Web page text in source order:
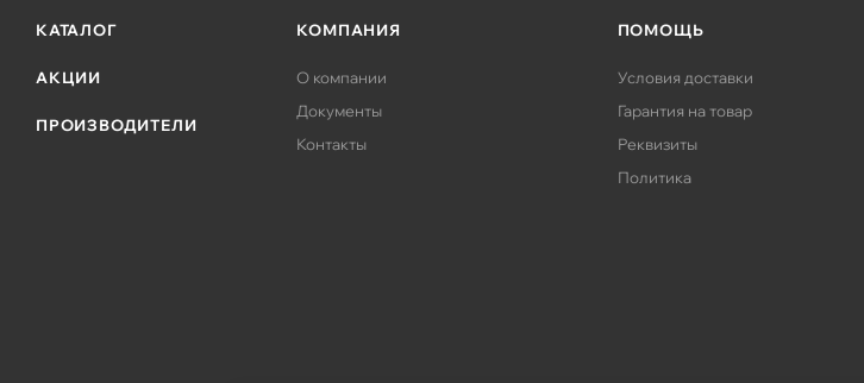
КАТАЛОГ
АКЦИИ
ПРОИЗВОДИТЕЛИ
КОМПАНИЯ
О компании
Документы
Контакты
ПОМОЩЬ
Условия доставки
Гарантия на товар
Реквизиты
Политика